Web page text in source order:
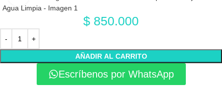
$ 850.000
AÑADIR AL CARRITO
Escríbenos por WhatsApp